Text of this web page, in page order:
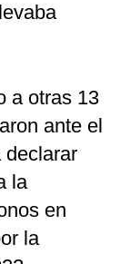
a otras 13
ante el
declarar
la
en
la